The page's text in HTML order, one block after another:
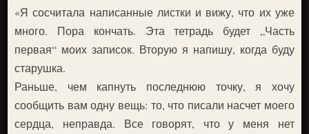
«Я сосчитала написанные листки и вижу, что их уже
много. Пора кончать. Эта тетрадь будет „Часть
первая“ моих записок. Вторую я напишу, когда буду
старушка.
Раньше, чем капнуть последнюю точку, я хочу
сообщить вам одну вещь: то, что писали насчет моего
сердца, неправда. Все говорят, что у меня нет